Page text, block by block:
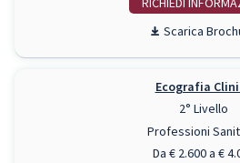
Scarica
Ecografia
2° Livello
Professioni
Da € 2.600 a €